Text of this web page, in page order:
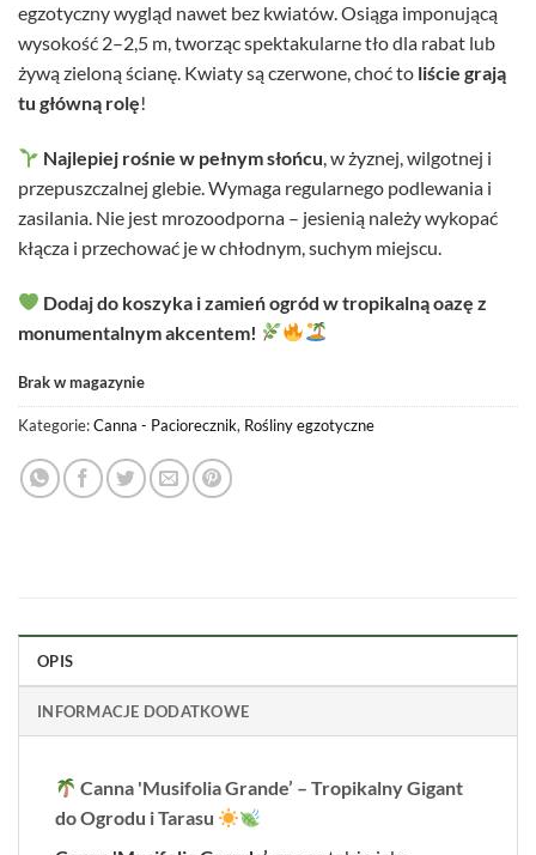
egzotyczny wygląd nawet bez kwiatów. Osiąga imponującą
wysokość 2–2,5 m, tworząc spektakularne tło dla rabat lub
żywą zieloną ścianę. Kwiaty są czerwone, choć to liście grają
tu główną rolę!
Najlepiej rośnie w pełnym słońcu, w żyznej, wilgotnej i
przepuszczalnej glebie. Wymaga regularnego podlewania i
zasilania. Nie jest mrozoodporna – jesienią należy wykopać
kłącza i przechować je w chłodnym, suchym miejscu.
Dodaj do koszyka i zamień ogród w tropikalną oazę z
monumentalnym akcentem!
Brak w magazynie
Kategorie:Canna - Paciorecznik, Rośliny egzotyczne
OPIS
INFORMACJE DODATKOWE
Canna 'Musifolia Grande’ – Tropikalny Gigant
do Ogrodu i Tarasu